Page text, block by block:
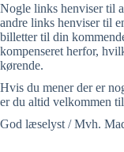
Nogle links henviser til
andre links henviser til
billetter til din
kompenseret herfor,
kørende.
Hvis du mener der er
er du altid velkommen
God læselyst / Mvh.